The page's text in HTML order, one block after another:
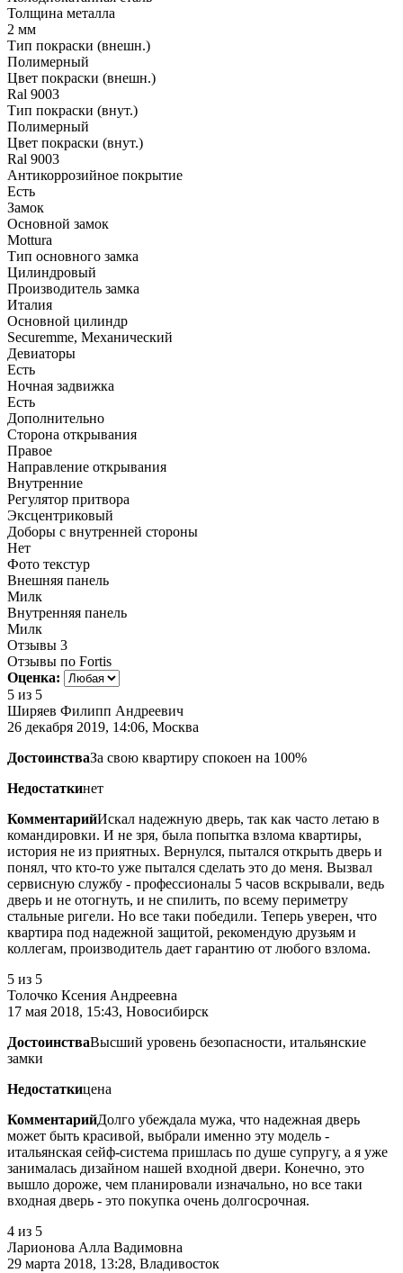
Толщина металла
2 мм
Тип покраски (внешн.)
Полимерный
Цвет покраски (внешн.)
Ral 9003
Тип покраски (внут.)
Полимерный
Цвет покраски (внут.)
Ral 9003
Антикоррозийное покрытие
Есть
Замок
Основной замок
Mottura
Тип основного замка
Цилиндровый
Производитель замка
Италия
Основной цилиндр
Securemme, Механический
Девиаторы
Есть
Ночная задвижка
Есть
Дополнительно
Сторона открывания
Правое
Направление открывания
Внутренние
Регулятор притвора
Эксцентриковый
Доборы с внутренней стороны
Нет
Фото текстур
Внешняя панель
Милк
Внутренняя панель
Милк
Отзывы 3
Отзывы по Fortis
Оценка:
5 из 5
Ширяев Филипп Андреевич
26 декабря 2019, 14:06, Москва
ДостоинстваЗа свою квартиру спокоен на 100%
Недостаткинет
КомментарийИскал надежную дверь, так как часто летаю в
командировки. И не зря, была попытка взлома квартиры,
история не из приятных. Вернулся, пытался открыть дверь и
понял, что кто-то уже пытался сделать это до меня. Вызвал
сервисную службу - профессионалы 5 часов вскрывали, ведь
дверь и не отогнуть, и не спилить, по всему периметру
стальные ригели. Но все таки победили. Теперь уверен, что
квартира под надежной защитой, рекомендую друзьям и
коллегам, производитель дает гарантию от любого взлома.
5 из 5
Толочко Ксения Андреевна
17 мая 2018, 15:43, Новосибирск
ДостоинстваВысший уровень безопасности, итальянские
замки
Недостаткицена
КомментарийДолго убеждала мужа, что надежная дверь
может быть красивой, выбрали именно эту модель -
итальянская сейф-система пришлась по душе супругу, а я уже
занималась дизайном нашей входной двери. Конечно, это
вышло дороже, чем планировали изначально, но все таки
входная дверь - это покупка очень долгосрочная.
4 из 5
Ларионова Алла Вадимовна
29 марта 2018, 13:28, Владивосток